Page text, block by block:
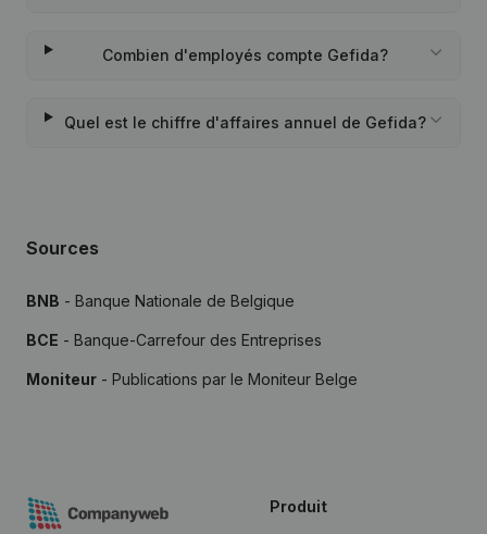
Combien d'employés compte Gefida?
Quel est le chiffre d'affaires annuel de Gefida?
Sources
BNB - Banque Nationale de Belgique
BCE - Banque-Carrefour des Entreprises
Moniteur - Publications par le Moniteur Belge
Produit